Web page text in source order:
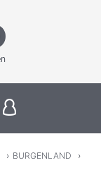
› BURGENLAND
›